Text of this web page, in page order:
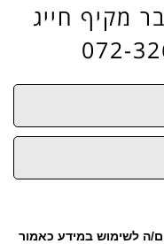
מקיף חייג
ה לשימוש במידע כאמור